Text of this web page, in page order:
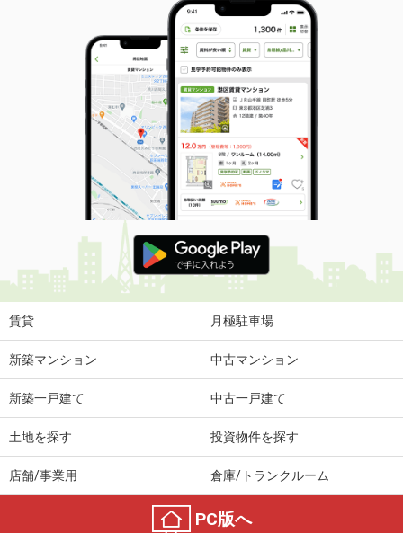
賃貸 月極駐車場
新築マンション 中古マンション
新築一戸建て 中古一戸建て
土地を探す 投資物件を探す
店舗/事業用 倉庫/トランクルーム
PC版へ